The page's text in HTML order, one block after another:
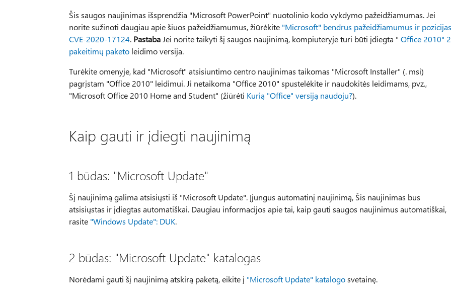
Šis saugos naujinimas išsprendžia "Microsoft PowerPoint" nuotolinio kodo vykdymo pažeidžiamumas. Jei
norite sužinoti daugiau apie šiuos pažeidžiamumus, žiūrėkite "Microsoft" bendrus pažeidžiamumus ir pozicijas
CVE-2020-17124. PastabaJei norite taikyti šį saugos naujinimą, kompiuteryje turi būti įdiegta " Office 2010" 2
pakeitimų paketoleidimo versija.
Turėkite omenyje, kad "Microsoft" atsisiuntimo centro naujinimas taikomas "Microsoft Installer" (. msi)
pagrįstam "Office 2010" leidimui. Ji netaikoma "Office 2010" spustelėkite ir naudokitės leidimams, pvz.,
"Microsoft Office 2010 Home and Student" (žiūrėti Kurią "Office" versiją naudoju?).
Kaip gauti ir įdiegti naujinimą
1 būdas: "Microsoft Update"
Šį naujinimą galima atsisiųsti iš "Microsoft Update". Įjungus automatinį naujinimą, Šis naujinimas bus
atsisiųstas ir įdiegtas automatiškai. Daugiau informacijos apie tai, kaip gauti saugos naujinimus automatiškai,
rasite "Windows Update": DUK.
2 būdas: "Microsoft Update" katalogas
Norėdami gauti šį naujinimą atskirą paketą, eikite į "Microsoft Update" katalogosvetainę.